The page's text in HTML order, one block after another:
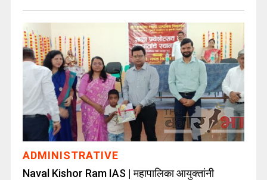
ADMINISTRATIVE
Naval Kishor Ram IAS | महापालिका आयुक्तांनी